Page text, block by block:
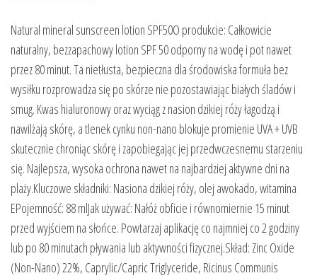
Natural mineral sunscreen lotion SPF50O produkcie: Całkowicie
naturalny, bezzapachowy lotion SPF 50 odporny na wodę i pot nawet
przez 80 minut. Ta nietłusta, bezpieczna dla środowiska formuła bez
wysiłku rozprowadza się po skórze nie pozostawiając białych śladów i
smug. Kwas hialuronowy oraz wyciąg z nasion dzikiej róży łagodzą i
nawilżają skórę, a tlenek cynku non-nano blokuje promienie UVA + UVB
skutecznie chroniąc skórę i zapobiegając jej przedwczesnemu starzeniu
się. Najlepsza, wysoka ochrona nawet na najbardziej aktywne dni na
plaży.Kluczowe składniki: Nasiona dzikiej róży, olej awokado, witamina
EPojemność: 88 mlJak używać: Nałóż obficie i równomiernie 15 minut
przed wyjściem na słońce. Powtarzaj aplikację co najmniej co 2 godziny
lub po 80 minutach pływania lub aktywności fizycznej.Skład: Zinc Oxide
(Non-Nano) 22%, Caprylic/Capric Triglyceride, Ricinus Communis